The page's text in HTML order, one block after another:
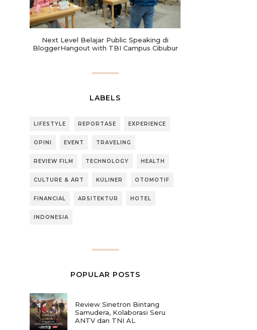
Next Level Belajar Public Speaking di
BloggerHangout with TBI Campus Cibubur
LABELS
LIFESTYLE REPORTASE EXPERIENCE
OPINI EVENT TRAVELING
REVIEW FILM TECHNOLOGY HEALTH
CULTURE & ART KULINER OTOMOTIF
FINANCIAL ARSITEKTUR HOTEL
INDONESIA
POPULAR POSTS
Review Sinetron Bintang
Samudera, Kolaborasi Seru
ANTV dan TNI AL